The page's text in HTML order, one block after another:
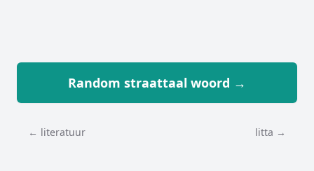
Random straattaal woord →
← literatuur litta →